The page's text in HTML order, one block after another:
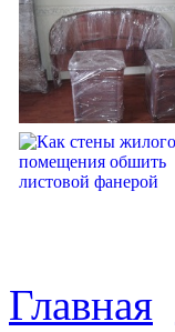
Главная